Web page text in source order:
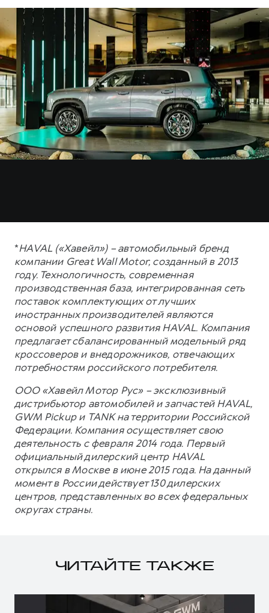
*HAVAL («Хавейл») – автомобильный бренд
компании Great Wall Motor, созданный в 2013
году. Технологичность, современная
производственная база, интегрированная сеть
поставок комплектующих от лучших
иностранных производителей являются
основой успешного развития HAVAL. Компания
предлагает сбалансированный модельный ряд
кроссоверов и внедорожников, отвечающих
потребностям российского потребителя.
ООО «Хавейл Мотор Рус» – эксклюзивный
дистрибьютор автомобилей и запчастей HAVAL,
GWM Pickup и TANK на территории Российской
Федерации. Компания осуществляет свою
деятельность с февраля 2014 года. Первый
официальный дилерский центр HAVAL
открылся в Москве в июне 2015 года. На данный
момент в России действует 130 дилерских
центров, представленных во всех федеральных
округах страны.
ЧИТАЙТЕ ТАКЖЕ